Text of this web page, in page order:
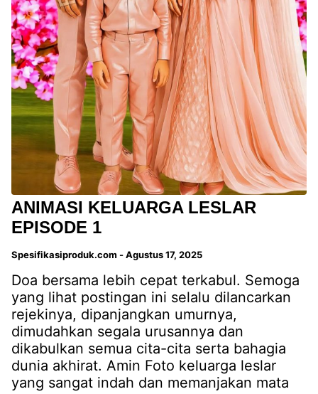
ANIMASI KELUARGA LESLAR
EPISODE 1
Spesifikasiproduk.com -Agustus 17, 2025
Doa bersama lebih cepat terkabul. Semoga
yang lihat postingan ini selalu dilancarkan
rejekinya, dipanjangkan umurnya,
dimudahkan segala urusannya dan
dikabulkan semua cita-cita serta bahagia
dunia akhirat. Amin Foto keluarga leslar
yang sangat indah dan memanjakan mata